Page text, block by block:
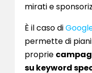
mirati e
È il caso di
permette di
proprie
su keyword